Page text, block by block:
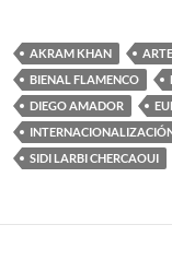
AKRAM KHAN
BIENAL FLAMENCO
DIEGO AMADOR
SIDI LARBI CHERCAOUI